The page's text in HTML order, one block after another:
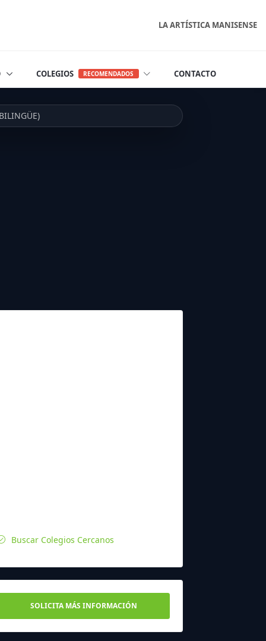
LA ARTÍSTICA MANISENSE
COLEGIOS RECOMENDADOS CONTACTO
Buscar Colegios Cercanos
SOLICITA MÁS INFORMACIÓN